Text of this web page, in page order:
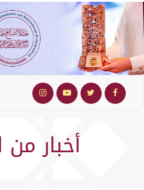
أخبار من